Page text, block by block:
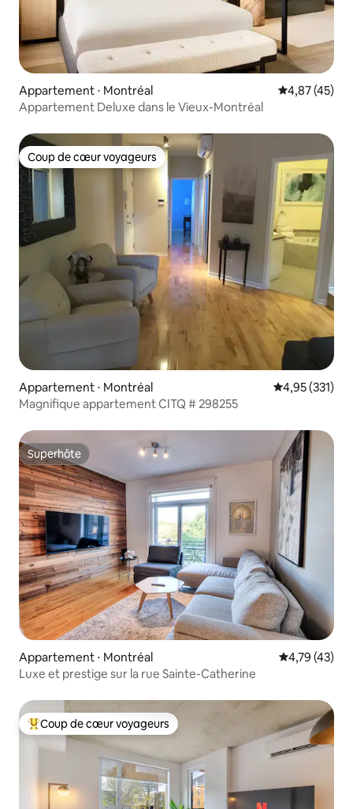
Appartement ⋅ Montréal Évaluation
4,87 (45)
Appartement Deluxe dans le Vieux-Montréal
Coup de cœur voyageurs
Coup de cœur voyageurs
Appartement ⋅ Montréal Évaluation
4,95 (331)
Magnifique appartement CITQ # 298255
Superhôte
Superhôte
Appartement ⋅ Montréal Évaluation
4,79 (43)
Luxe et prestige sur la rue Sainte-Catherine
Coups de cœur voyageurs les plus appréciés
Coup de cœur voyageurs